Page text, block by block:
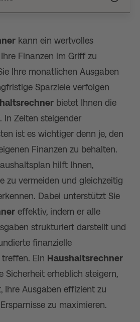
kann ein wertvolles
Finanzen im Griff zu
Ihre monatlichen Ausgaben
Sparziele verfolgen
bietet Ihnen die
In Zeiten steigender
ist es wichtiger denn je, den
Finanzen zu behalten.
hilft Ihnen,
zu vermeiden und gleichzeitig
Dabei unterstützt Sie
effektiv, indem er alle
strukturiert darstellt und
finanzielle
Ein Haushaltsrechner
Sicherheit erheblich steigern,
Ihre Ausgaben effizient zu
zu maximieren.